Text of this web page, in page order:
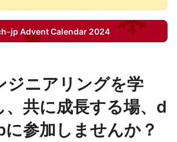
jp Advent Calendar 2024
ジニアリングを学
、共に成長する場、d
参加しませんか？